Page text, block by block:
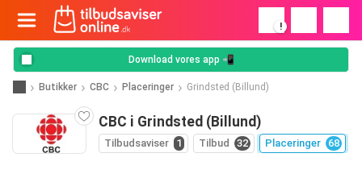
!
Download vores app 📲
Butikker CBC Placeringer Grindsted (Billund)
CBC i Grindsted (Billund)
Tilbudsaviser 1 Tilbud 32 Placeringer 68